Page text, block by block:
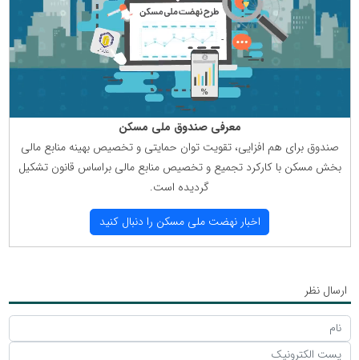
معرفی صندوق ملی مسكن
صندوق برای هم افزایی، تقویت توان حمایتی و تخصیص بهینه منابع مالی
بخش مسكن با كاركرد تجمیع و تخصیص منابع مالی براساس قانون تشكیل
گردیده است.
اخبار نهضت ملی مسكن را دنبال كنید
ارسال نظر